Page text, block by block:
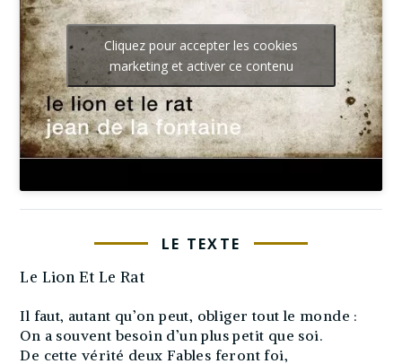
Cliquez pour accepter les cookies
marketing et activer ce contenu
LE TEXTE
Le Lion Et Le Rat
Il faut, autant qu’on peut, obliger tout le monde :
On a souvent besoin d’un plus petit que soi.
De cette vérité deux Fables feront foi,